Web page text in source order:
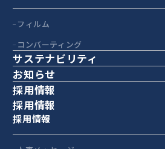
フィルム
コンバーティング
サステナビリティ
お知らせ
採用情報
採用情報
採用情報